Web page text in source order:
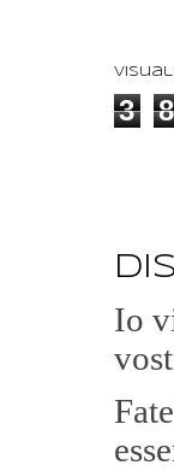
3 8
Io